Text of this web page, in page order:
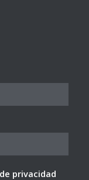
privacidad